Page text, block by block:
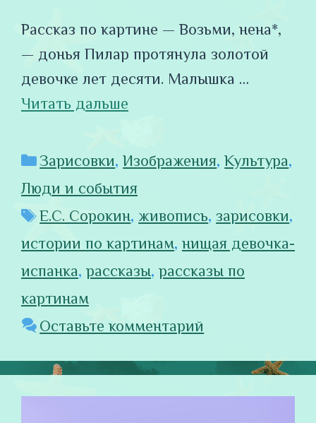
Рассказ по картине — Возьми, нена*,
— донья Пилар протянула золотой
девочке лет десяти. Малышка …
Читать дальше
Рубрики
Зарисовки,Изображения,Культура,
Люди и события
Метки
Е.С. Сорокин,живопись, зарисовки,
истории по картинам, нищая девочка-
испанка, рассказы, рассказы по
картинам
Оставьте комментарий